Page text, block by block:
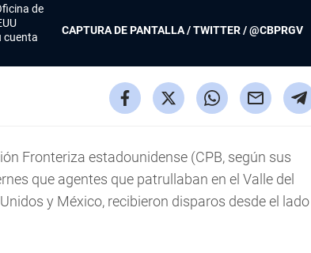
de
cuenta
CAPTURA DE PANTALLA / TWITTER / @CBPRGV
Fronteriza estadounidense (CPB, según sus
que agentes que patrullaban en el Valle del
y México, recibieron disparos desde el lado